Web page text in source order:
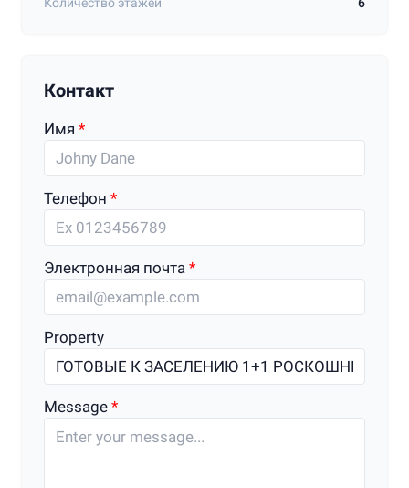
Контакт
Имя
Телефон
Электронная почта
Property
Message